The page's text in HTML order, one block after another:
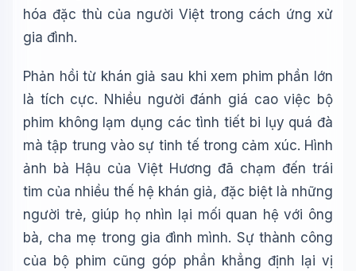
hóa đặc thù của người Việt trong cách ứng xử
gia đình.
Phản hồi từ khán giả sau khi xem phim phần lớn
là tích cực. Nhiều người đánh giá cao việc bộ
phim không lạm dụng các tình tiết bi lụy quá đà
mà tập trung vào sự tinh tế trong cảm xúc. Hình
ảnh bà Hậu của Việt Hương đã chạm đến trái
tim của nhiều thế hệ khán giả, đặc biệt là những
người trẻ, giúp họ nhìn lại mối quan hệ với ông
bà, cha mẹ trong gia đình mình. Sự thành công
của bộ phim cũng góp phần khẳng định lại vị